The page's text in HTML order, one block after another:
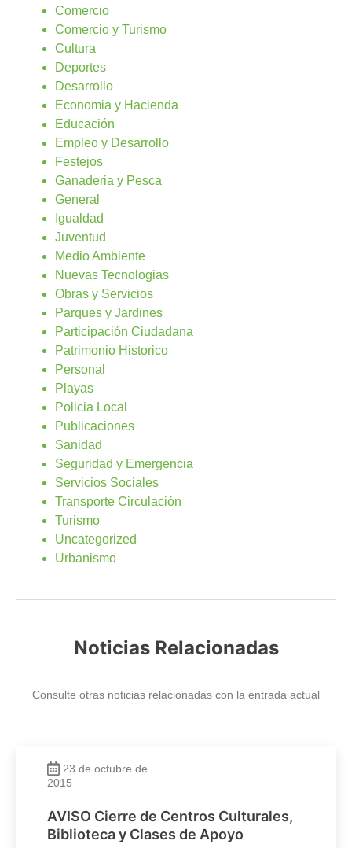
Comercio
Comercio y Turismo
Cultura
Deportes
Desarrollo
Economia y Hacienda
Educación
Empleo y Desarrollo
Festejos
Ganaderia y Pesca
General
Igualdad
Juventud
Medio Ambiente
Nuevas Tecnologias
Obras y Servicios
Parques y Jardines
Participación Ciudadana
Patrimonio Historico
Personal
Playas
Policia Local
Publicaciones
Sanidad
Seguridad y Emergencia
Servicios Sociales
Transporte Circulación
Turismo
Uncategorized
Urbanismo
Noticias Relacionadas
Consulte otras noticias relacionadas con la entrada actual
23 de octubre de
2015
AVISO Cierre de Centros Culturales,
Biblioteca y Clases de Apoyo